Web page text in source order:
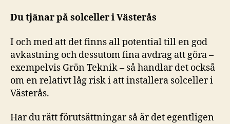
Du tjänar på solceller i Västerås
I och med att det finns all potential till en god
avkastning och dessutom fina avdrag att göra –
exempelvis Grön Teknik – så handlar det också
om en relativt låg risk i att installera solceller i
Västerås.
Har du rätt förutsättningar så är det egentligen